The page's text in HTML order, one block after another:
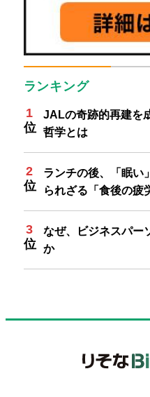
ランキング
JALの奇跡的再建を
哲学とは
ランチの後、「眠い
られざる「食後の
なぜ、ビジネスパー
か